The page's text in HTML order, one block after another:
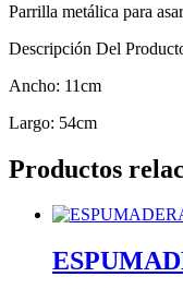
Parrilla metálica para
Descripción Del
Ancho: 11cm
Largo: 54cm
Productos